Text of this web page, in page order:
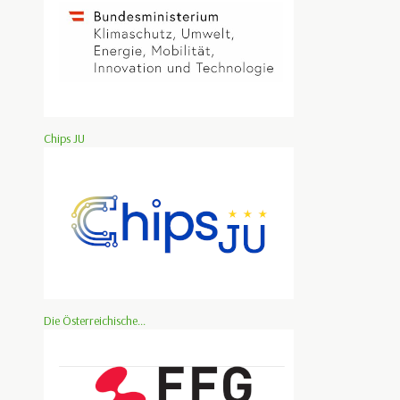
Chips JU
Die Österreichische...